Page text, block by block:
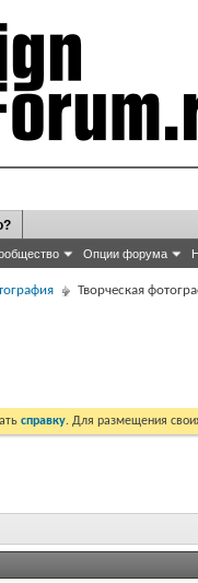
Опции форума
Творческая
справку. Для размещения